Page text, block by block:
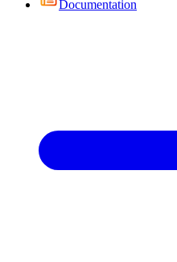
Documentation